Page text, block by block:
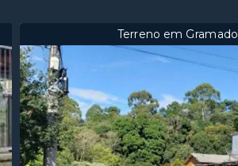
Terreno em Gramado